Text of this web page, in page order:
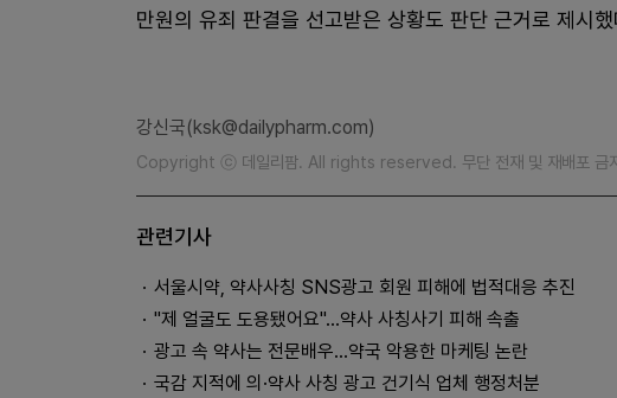
만원의 유죄 판결을 선고받은 상황도 판단 근거로 제시했
강신국(ksk@dailypharm.com)
Copyright ⓒ 데일리팜. All rights reserved. 무단 전재 및 재배포 금
관련기사
서울시약, 약사사칭 SNS광고 회원 피해에 법적대응 추진
"제 얼굴도 도용됐어요"...약사 사칭사기 피해 속출
광고 속 약사는 전문배우...약국 악용한 마케팅 논란
국감 지적에 의·약사 사칭 광고 건기식 업체 행정처분